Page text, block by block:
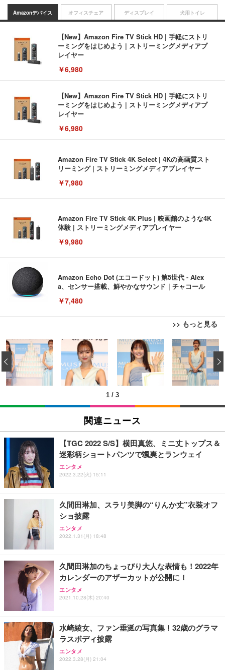
Amazonデバイス
【New】Amazon Fire TV Stick HD | 手軽にストリ
ーミングをはじめよう | ストリーミングメディアプ
レイヤー
￥6,980
【New】Amazon Fire TV Stick HD | 手軽にストリ
ーミングをはじめよう | ストリーミングメディアプ
レイヤー
￥6,980
Amazon Fire TV Stick 4K Select | 4Kの高画質スト
リーミング | ストリーミングメディアプレイヤー
￥7,980
Amazon Fire TV Stick 4K Plus | 映画館のような4K
体験 | ストリーミングメディアプレイヤー
￥9,980
Amazon Echo Dot (エコードット) 第5世代 - Alex
a、センサー搭載、鮮やかなサウンド｜チャコール
￥7,480
>> もっと見る
オフィスチェア
[EdoErgo] オフィスチェア 椅子 テレワーク 疲れな
い 跳ね上げ式アームレスト コンパクト 約105度ロッ
キング pc 事務椅子 360度回転 座面昇降 強化ナイロ
ン樹脂ベース 通気性メッシュ 在宅ワーク H-WY01
(黒網+黒枠+黒足)
￥5,699
SIHOO B100 オフィスチェア／デスクチェア メッシ
ュチェア 人間工学 疲れない ブラック
￥27,999
Sezlife オフィスチェア デスクチェア 疲れない テレ
ワーク チェア 強化バックレスト 30度ロッキング機
能 人間工学 椅子 腰サポート 90度跳ね上げ式アーム
務用 おしゃれ パソコンチェア (ブラック)
Sezlife オフィスチェア デスクチェア 疲れない テレ
ワーク チェア 強化バックレスト 30度ロッキング機
能 人間工学 椅子 腰サポート 90度跳ね上げ式アーム
務用 おしゃれ パソコンチェア (ホワイト)
ANDWINT オフィスチェア デスクチェア 肘なし メ
ッシュ 通気性 ランバーサポート付き 腰サポート ガ
ス圧無段階昇降 360度回転 キャスター付き コンパク
ディスプレイ
EIZO ビジネス向けプレミアムモニター | FlexScan
EV3240X-WT | 31.5型4K UHD・USB Type-C・ホワ
イト
￥105,595
EIZO ビジネス向けプレミアムモニター | FlexScan
￥109,572
【純正品】27"ゲーミングモニター DualSense 充電
フック付き（CFI-ZDM1J）
【整備済み品】Dell E2724HS 27インチ 液晶モニタ
ー フルHD（1920×1080）VA 非光沢 HDMI/DisplayP
ort/VGA スピーカー内蔵 高さ調整 スイベル VESA対
【MiniLED/24.5inch/280Hz/FHD】GRAPHT THE S
HOOTER Gaming Monitor 24” Essential ゲーミン
グモニター QD 24.5インチ 1ms FHD 量子ドット 残
犬用トイレ
Amazonベーシック ペットシーツ 薄型 レギュラー 1
回使い捨て 無香料 ホワイト 300枚
￥3,373
Amazonベーシック ペットシーツ 厚型 ワイド 42枚
x2袋(84枚) ホワイト(吸収面:ライトブルー)
￥3,234
ネオ・ルーライフ ネオ・オムツ L 中型犬用 26枚入
り 単品
Smart Basic(スマートベーシック) 【Amazon.co.jp
限定】 Smart Basic アイリスオーヤマ ペットシーツ
超厚型 お徳用 ワイド 100枚入 (x 1) (ケース販売)
アイリスオーヤマ ペットシーツ 超厚型 お徳用 レギ
ュラー 200枚入【Amazon.co.jp限定】
1 / 3
‹
関連ニュース
【TGC 2022 S/S】横田真悠、ミニ丈トップス＆
迷彩柄ショートパンツで颯爽とランウェイ
エンタメ
2022.3.22(火) 15:11
久間田琳加、スラリ美脚の“りんか丈”衣装オフ
ショ披露
エンタメ
2022.1.31(月) 18:48
久間田琳加のちょっぴり大人な表情も！2022年
カレンダーのアザーカットが公開に！
エンタメ
2021.10.28(木) 20:40
水崎綾女、ファン垂涎の写真集！32歳のグラマ
ラスボディ披露
エンタメ
2022.3.28(月) 21:04